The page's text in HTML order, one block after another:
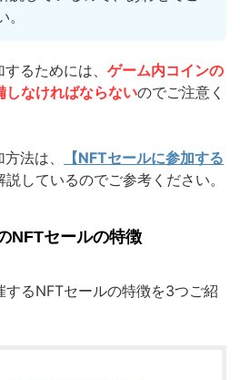
るためには、 ゲーム内コインの
しなければならないのでご注意く
法は、
【NFTセールに参加する
説しているのでご参考ください。
NFTセールの特徴
するNFTセールの特徴を3つご紹